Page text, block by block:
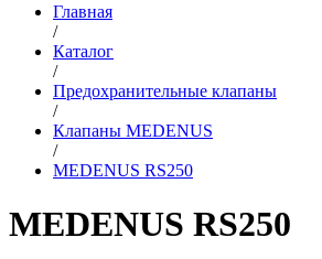
Главная
/
Каталог
/
Предохранительные клапаны
/
Клапаны MEDENUS
/
MEDENUS RS250
MEDENUS RS250